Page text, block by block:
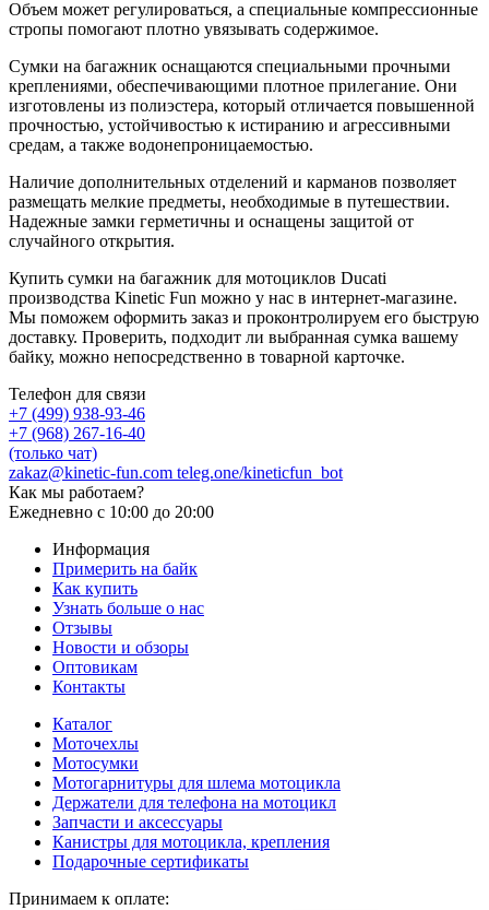
Объем может регулироваться, а специальные компрессионные
стропы помогают плотно увязывать содержимое.
Сумки на багажник оснащаются специальными прочными
креплениями, обеспечивающими плотное прилегание. Они
изготовлены из полиэстера, который отличается повышенной
прочностью, устойчивостью к истиранию и агрессивными
средам, а также водонепроницаемостью.
Наличие дополнительных отделений и карманов позволяет
размещать мелкие предметы, необходимые в путешествии.
Надежные замки герметичны и оснащены защитой от
случайного открытия.
Купить сумки на багажник для мотоциклов Ducati
производства Kinetic Fun можно у нас в интернет-магазине.
Мы поможем оформить заказ и проконтролируем его быструю
доставку. Проверить, подходит ли выбранная сумка вашему
байку, можно непосредственно в товарной карточке.
Телефон для связи
+7 (499) 938-93-46
+7 (968) 267-16-40
(только чат)
zakaz@kinetic-fun.com teleg.one/kineticfun_bot
Как мы работаем?
Ежедневно с 10:00 до 20:00
Информация
Примерить на байк
Как купить
Узнать больше о нас
Отзывы
Новости и обзоры
Оптовикам
Контакты
Каталог
Моточехлы
Мотосумки
Мотогарнитуры для шлема мотоцикла
Держатели для телефона на мотоцикл
Запчасти и аксессуары
Канистры для мотоцикла, крепления
Подарочные сертификаты
Принимаем к оплате: